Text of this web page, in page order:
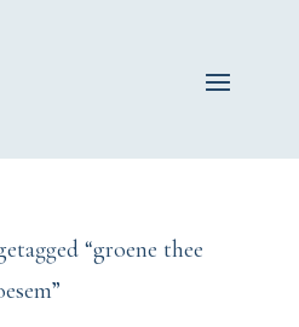
“groene thee